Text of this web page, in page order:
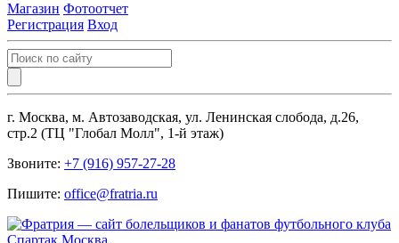
Магазин Фотоотчет
Регистрация Вход
г. Москва, м. Автозаводская, ул. Ленинская слобода, д.26,
стр.2 (ТЦ "Глобал Молл", 1-й этаж)
Звоните: +7 (916) 957-27-28
Пишите: office@fratria.ru